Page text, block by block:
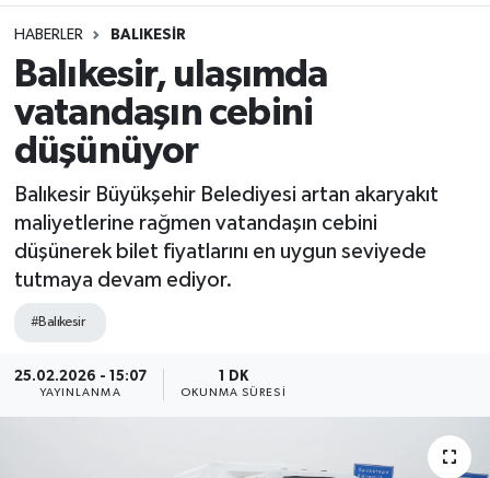
HABERLER BALIKESIR
Balıkesir, ulaşımda
vatandaşın cebini
düşünüyor
Balıkesir Büyükşehir Belediyesi artan akaryakıt
maliyetlerine rağmen vatandaşın cebini
düşünerek bilet fiyatlarını en uygun seviyede
tutmaya devam ediyor.
#Balıkesir
25.02.2026 - 15:07
YAYINLANMA
1 DK
OKUNMA SÜRESI
Tüm Manşetler
Son Dakika Haberleri
Haber Arşivi